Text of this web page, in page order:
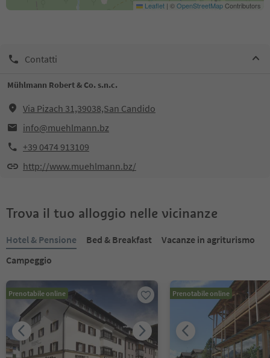
Leaflet | ©OpenStreetMapContributors
Contatti
Mühlmann Robert & Co. s.n.c.
Via Pizach 31,39038,San Candido
info@muehlmann.bz
+39 0474 913109
http://www.muehlmann.bz/
Trova il tuo alloggio nelle vicinanze
Hotel & Pensione Bed & Breakfast
Vacanze in agriturismo
Campeggio
Prenotabile online Prenotabile online